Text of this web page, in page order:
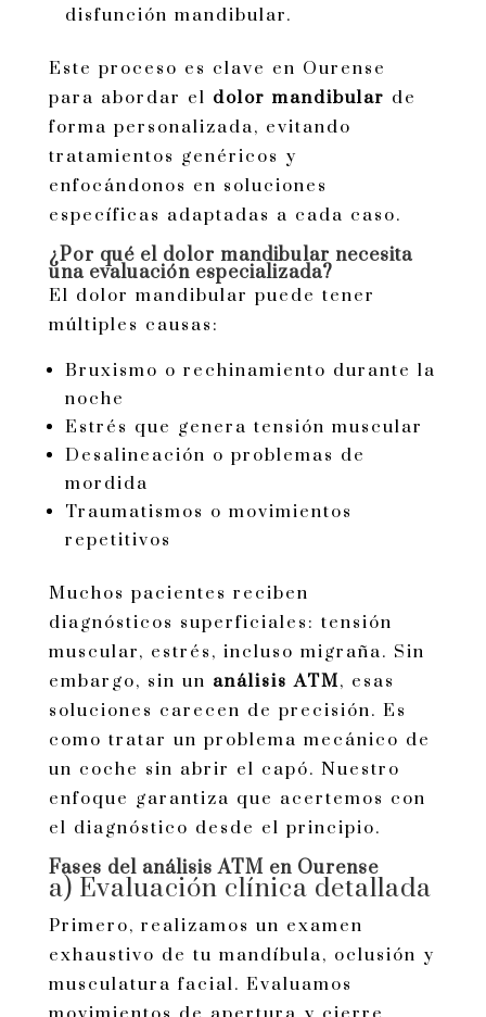
disfunción mandibular.
Este proceso es clave en Ourense
para abordar el dolor mandibular de
forma personalizada, evitando
tratamientos genéricos y
enfocándonos en soluciones
específicas adaptadas a cada caso.
¿Por qué el dolor mandibular necesita
una evaluación especializada?
El dolor mandibular puede tener
múltiples causas:
Bruxismo o rechinamiento durante la
noche
Estrés que genera tensión muscular
Desalineación o problemas de
mordida
Traumatismos o movimientos
repetitivos
Muchos pacientes reciben
diagnósticos superficiales: tensión
muscular, estrés, incluso migraña. Sin
embargo, sin un análisis ATM, esas
soluciones carecen de precisión. Es
como tratar un problema mecánico de
un coche sin abrir el capó. Nuestro
enfoque garantiza que acertemos con
el diagnóstico desde el principio.
Fases del análisis ATM en Ourense
a) Evaluación clínica detallada
Primero, realizamos un examen
exhaustivo de tu mandíbula, oclusión y
musculatura facial. Evaluamos